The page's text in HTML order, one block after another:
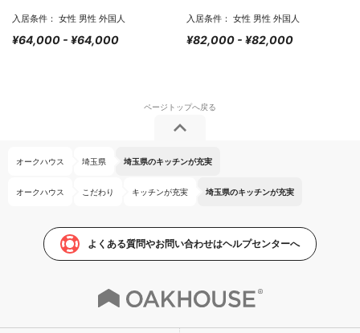
入居条件： 女性 男性 外国人
¥64,000 - ¥64,000
入居条件： 女性 男性 外国人
¥82,000 - ¥82,000
オークハウス 埼玉県 埼玉県のキッチンが充実
オークハウス こだわり キッチンが充実 埼玉県のキッチンが充実
よくある質問やお問い合わせはヘルプセンターへ